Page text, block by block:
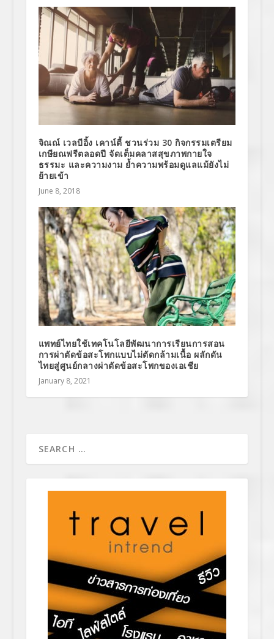
จิณณ์ เวลบีอิ้ง เคาน์ตี้ ชวนร่วม 30 กิจกรรมเตรียม
เกษียณฟรีตลอดปี จัดเต็มคลาสสุขภาพกายใจ
ธรรมะ และความงาม ย้ำความพร้อมดูแลแม้ยังไม่
ย้ายเข้า
June 8, 2018
แพทย์ไทยใช้เทคโนโลยีพัฒนาการเรียนการสอน
การผ่าตัดข้อสะโพกแบบไม่ตัดกล้ามเนื้อ ผลักดัน
ไทยสู่ศูนย์กลางผ่าตัดข้อสะโพกของเอเชีย
January 8, 2021